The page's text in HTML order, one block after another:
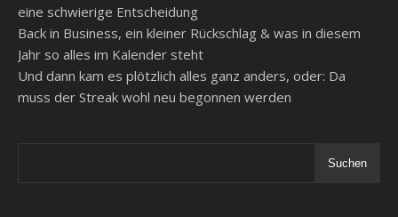
eine schwierige Entscheidung
Back in Business, ein kleiner Rückschlag & was in diesem
Jahr so alles im Kalender steht
Und dann kam es plötzlich alles ganz anders, oder: Da
muss der Streak wohl neu begonnen werden
Suchen